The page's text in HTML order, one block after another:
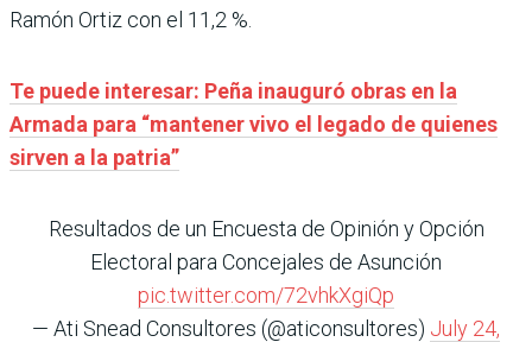
Ramón Ortiz con el 11,2 %.
Te puede interesar: Peña inauguró obras en la
Armada para “mantener vivo el legado de quienes
sirven a la patria”
Resultados de un Encuesta de Opinión y Opción
Electoral para Concejales de Asunción
pic.twitter.com/72vhkXgiQp
— Ati Snead Consultores (@aticonsultores) July 24,